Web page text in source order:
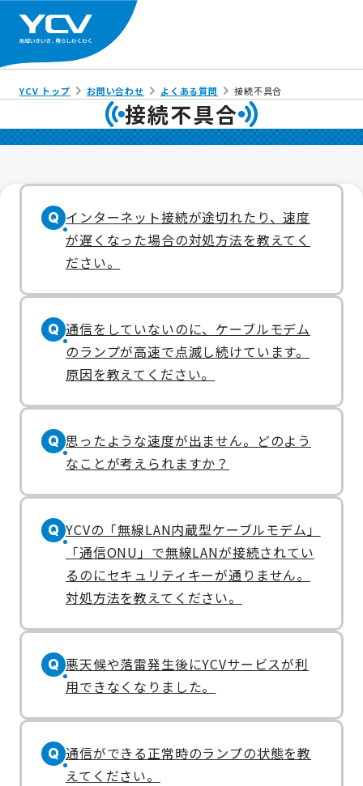
YCV トップ お問い合わせ よくある質問 接続不具合
接続不具合
Q インターネット接続が途切れたり、速度
が遅くなった場合の対処方法を教えてく
ださい。
Q 通信をしていないのに、ケーブルモデム
のランプが高速で点滅し続けています。
原因を教えてください。
Q 思ったような速度が出ません。どのよう
なことが考えられますか？
Q YCVの「無線LAN内蔵型ケーブルモデム」
「通信ONU」で無線LANが接続されてい
るのにセキュリティキーが通りません。
対処方法を教えてください。
Q 悪天候や落雷発生後にYCVサービスが利
用できなくなりました。
Q 通信ができる正常時のランプの状態を教
えてください。